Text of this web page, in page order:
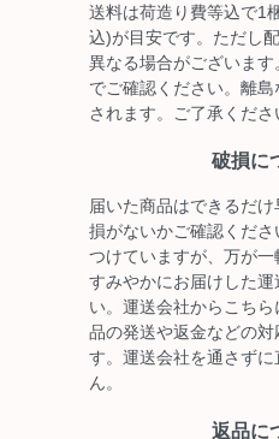
送料は荷造り費等込で1
込)が目安です。ただし
異なる場合がございま
でご確認ください。離
されます。ご了承くださ
破損に
届いた商品はできるだ
損がないかご確認くだ
つけていますが、万が一
すみやかにお届けした
い。運送会社からこち
品の発送や返金などの
す。運送会社を通さず
ん。
返品に